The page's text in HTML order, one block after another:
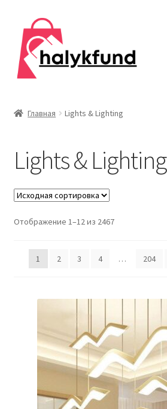
Перейти
навигации
Перейти
содержимому
О нас
Контакты
Дом и сад
Одежда
Главная Lights & Lighting
Lights & Lighting
Отображение 1–12 из 2467
1 2 3 4 … 204